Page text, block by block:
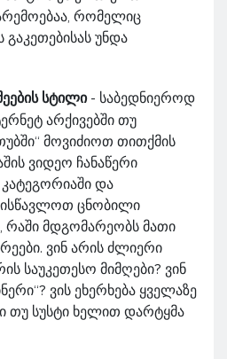
რომელიც
უნდა
სტილი- საბედნიეროდ
არქივებში თუ
მოვიძიოთ თითქმის
ვიდეო ჩანაწერი
კატეგორიაში და
ცნობილი
რაში მდგომარეობს მათი
ვინ არის ძლიერი
საუკეთესო მიმღები? ვინ
ვის ეხერხება ყველაზე
თუ სუსტი ხელით დარტყმა